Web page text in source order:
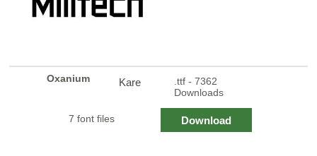
Oxanium Kare
.ttf - 7362
Downloads
7 font files Download